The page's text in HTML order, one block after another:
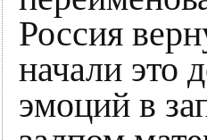
Россия
начали это
эмоций в